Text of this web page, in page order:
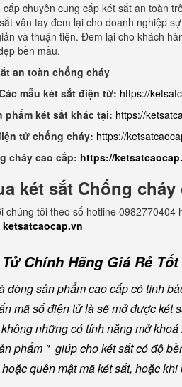
chuyên cung cấp két sắt an toàn
vân tay đem lại cho doanh nghiệp
và thuận tiện. Đem lại cho khách
bền mầu.
an toàn chống cháy
mẫu két sắt điện tử: https://
phẩm két sắt khác tại: https://
tử chống cháy: https://
cháy cao cấp: https://
két sắt Chống cháy
chúng tôi theo số hotline
ketsatcaocap.vn
Chính Hãng Giá Rẻ Tốt
dòng sản phẩm cao cấp có tính
mã số điện tử là sẽ mở được két
những có tính năng mở
phẩm " giúp cho két sắt có độ
quên mật mã két sắt, hoặc